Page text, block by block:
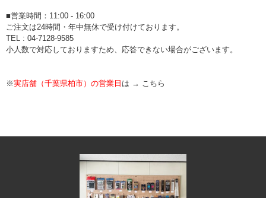
■営業時間：11:00 - 16:00
ご注文は24時間・年中無休で受け付けております。
TEL : 04-7128-9585
小人数で対応しておりますため、応答できない場合がございます。
※実店舗（千葉県柏市）の営業日 は → こちら